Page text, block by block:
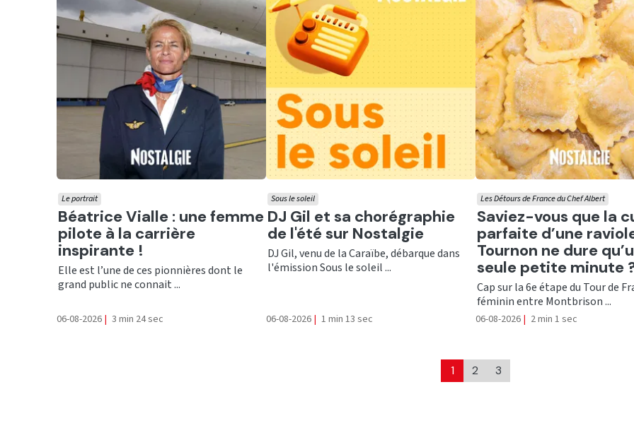
Ecouter
Béatrice Vialle : une femme
pilote à la carrière
inspirante !
Le portrait
Elle est l’une de ces pionnières dont le
grand public ne connait ...
06-08-2026 | 3 min 24 sec
Ecouter
DJ Gil et sa chorégraphie
de l'été sur Nostalgie
Sous le soleil
DJ Gil, venu de la Caraïbe, débarque dans
l'émission Sous le soleil ...
06-08-2026 | 1 min 13 sec
Ecouter
Saviez-vous que la
parfaite d’une
Tournon ne dure
seule petite minute
Les Détours de France du Chef Albert
Cap sur la 6e étape du Tour de
féminin entre Montbrison ...
06-08-2026 | 2 min 1 sec
1 2 3